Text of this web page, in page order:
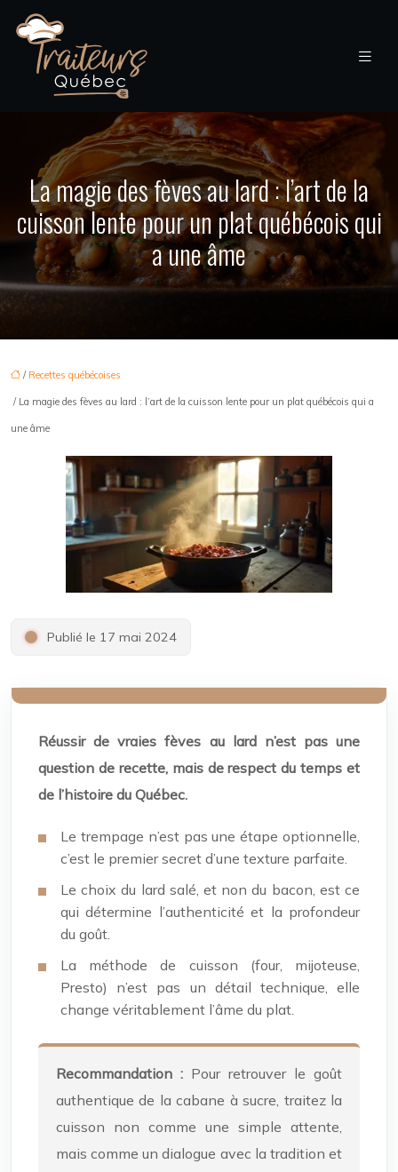
La magie des fèves au lard : l’art de la
cuisson lente pour un plat québécois qui
a une âme
/ Recettes québécoises
/ La magie des fèves au lard : l’art de la cuisson lente pour un plat québécois qui a
une âme
Publié le 17 mai 2024
Réussir de vraies fèves au lard n’est pas une
question de recette, mais de respect du temps et
de l’histoire du Québec.
Le trempage n’est pas une étape optionnelle,
c’est le premier secret d’une texture parfaite.
Le choix du lard salé, et non du bacon, est ce
qui détermine l’authenticité et la profondeur
du goût.
La méthode de cuisson (four, mijoteuse,
Presto) n’est pas un détail technique, elle
change véritablement l’âme du plat.
Recommandation : Pour retrouver le goût
authentique de la cabane à sucre, traitez la
cuisson non comme une simple attente,
mais comme un dialogue avec la tradition et